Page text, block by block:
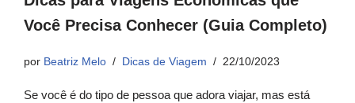
Você Precisa Conhecer (Guia Completo)
por Beatriz Melo Dicas de Viagem 22/10/2023
Se você é do tipo de pessoa que adora viajar, mas está